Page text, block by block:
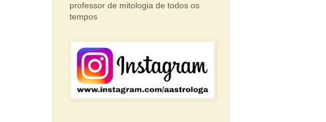
professor de mitologia de todos os
tempos